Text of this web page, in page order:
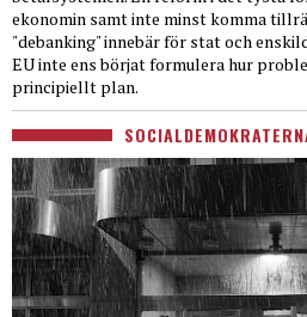
ekonomin samt inte minst komma
"debanking" innebär för stat och
EU inte ens börjat formulera hur
principiellt plan.